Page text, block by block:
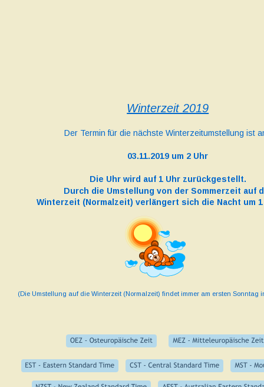
Winterzeit 2019
Der Termin für die nächste Winterzeitumstellung ist
03.11.2019 um 2 Uhr
Die Uhr wird auf 1 Uhr zurückgestellt.
Durch die Umstellung von der Sommerzeit auf
Winterzeit (Normalzeit) verlängert sich die Nacht um
(Die Umstellung auf die Winterzeit (Normalzeit) findet immer am ersten Sonntag